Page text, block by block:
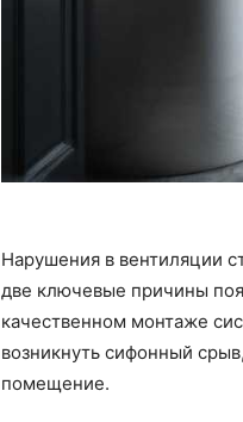
Нарушения в вентиляции
две ключевые причины
качественном монтаже
возникнуть сифонный
помещение.